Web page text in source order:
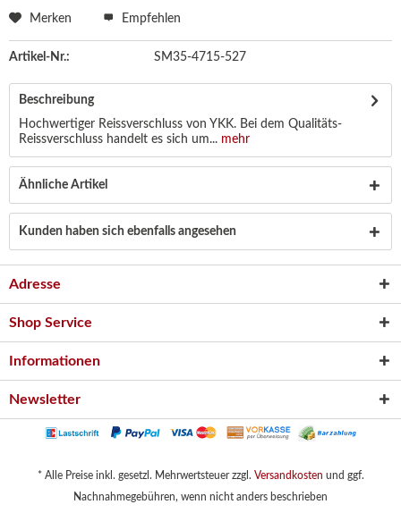
Merken Empfehlen
Artikel-Nr.: SM35-4715-527
Beschreibung
Hochwertiger Reissverschluss von YKK. Bei dem Qualitäts-
Reissverschluss handelt es sich um... mehr
Ähnliche Artikel
Kunden haben sich ebenfalls angesehen
Adresse
Shop Service
Informationen
Newsletter
* Alle Preise inkl. gesetzl. Mehrwertsteuer zzgl. Versandkosten und ggf.
Nachnahmegebühren, wenn nicht anders beschrieben